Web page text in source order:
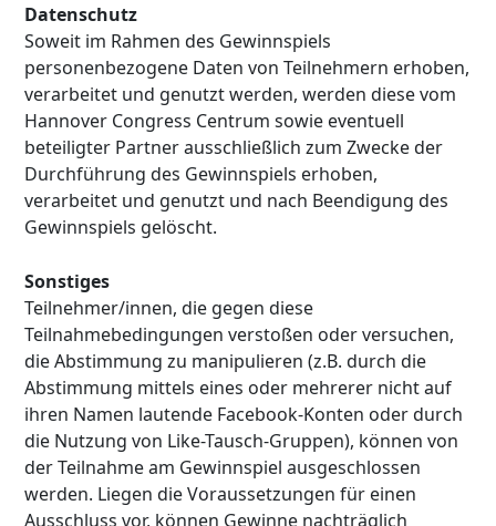
Datenschutz
Soweit im Rahmen des Gewinnspiels
personenbezogene Daten von Teilnehmern erhoben,
verarbeitet und genutzt werden, werden diese vom
Hannover Congress Centrum sowie eventuell
beteiligter Partner ausschließlich zum Zwecke der
Durchführung des Gewinnspiels erhoben,
verarbeitet und genutzt und nach Beendigung des
Gewinnspiels gelöscht.
Sonstiges
Teilnehmer/innen, die gegen diese
Teilnahmebedingungen verstoßen oder versuchen,
die Abstimmung zu manipulieren (z.B. durch die
Abstimmung mittels eines oder mehrerer nicht auf
ihren Namen lautende Facebook-Konten oder durch
die Nutzung von Like-Tausch-Gruppen), können von
der Teilnahme am Gewinnspiel ausgeschlossen
werden. Liegen die Voraussetzungen für einen
Ausschluss vor, können Gewinne nachträglich